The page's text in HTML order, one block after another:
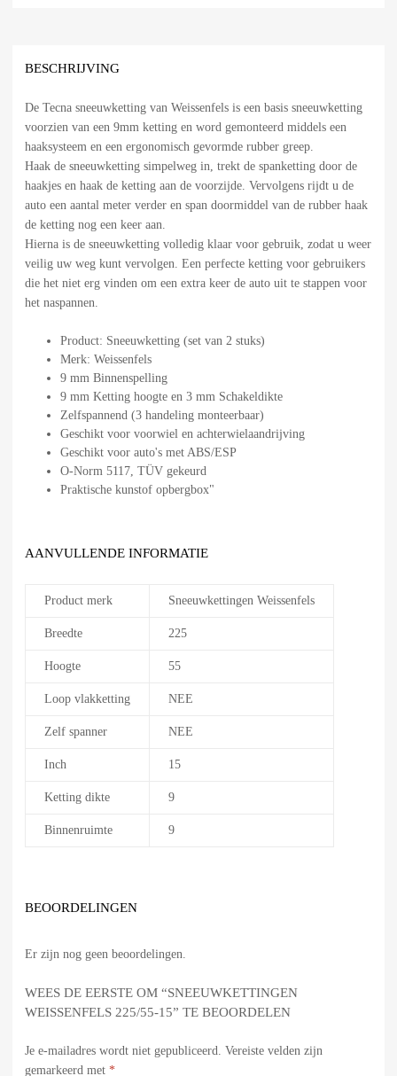
BESCHRIJVING
De Tecna sneeuwketting van Weissenfels is een basis sneeuwketting
voorzien van een 9mm ketting en word gemonteerd middels een
haaksysteem en een ergonomisch gevormde rubber greep.
Haak de sneeuwketting simpelweg in, trekt de spanketting door de
haakjes en haak de ketting aan de voorzijde. Vervolgens rijdt u de
auto een aantal meter verder en span doormiddel van de rubber haak
de ketting nog een keer aan.
Hierna is de sneeuwketting volledig klaar voor gebruik, zodat u weer
veilig uw weg kunt vervolgen. Een perfecte ketting voor gebruikers
die het niet erg vinden om een extra keer de auto uit te stappen voor
het naspannen.
Product: Sneeuwketting (set van 2 stuks)
Merk: Weissenfels
9 mm Binnenspelling
9 mm Ketting hoogte en 3 mm Schakeldikte
Zelfspannend (3 handeling monteerbaar)
Geschikt voor voorwiel en achterwielaandrijving
Geschikt voor auto's met ABS/ESP
O-Norm 5117, TÜV gekeurd
Praktische kunstof opbergbox"
AANVULLENDE INFORMATIE
Product merk Sneeuwkettingen Weissenfels
Breedte 225
Hoogte 55
Loop vlakketting NEE
Zelf spanner NEE
Inch 15
Ketting dikte 9
Binnenruimte 9
BEOORDELINGEN
Er zijn nog geen beoordelingen.
WEES DE EERSTE OM “SNEEUWKETTINGEN
WEISSENFELS 225/55-15” TE BEOORDELEN
Je e-mailadres wordt niet gepubliceerd. Vereiste velden zijn
gemarkeerd met *